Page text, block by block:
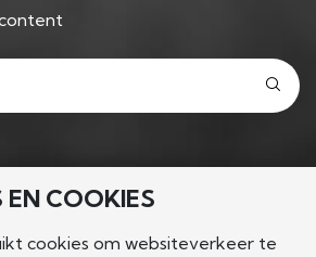
COOKIES
cookies om websiteverkeer te